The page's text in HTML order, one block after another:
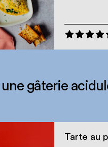
une gâterie
Tarte au